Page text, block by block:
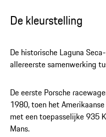
De kleurstelling
De historische Laguna
allereerste samenwerking
De eerste Porsche
1980, toen het
met een toepasselijke 935
Mans.